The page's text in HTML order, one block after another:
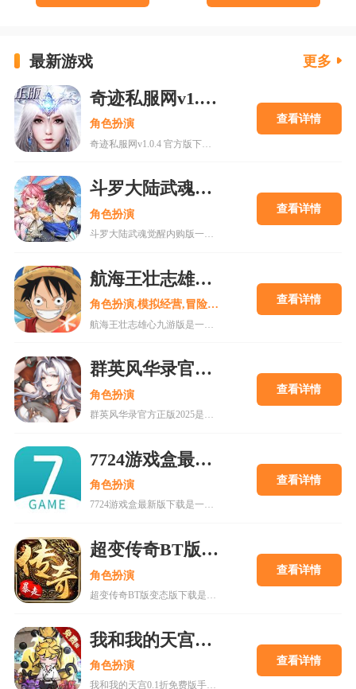
最新游戏 更多
奇迹私服网v1.0.4 官方版下载
角色扮演 查看详情
斗罗大陆武魂觉醒内购版
角色扮演
斗罗大陆武魂觉醒内购版一款最新公测的玄幻修仙手游，经典IP改编，游戏高度还原人物剧情，上线就送礼包，魂器魂环应有尽有，等级越高福利越多，收集角色搭配阵容，自动匹配真人玩家。18183手游网为您提供斗罗大陆武魂觉醒内购版下载。
查看详情
航海王壮志雄心九游版
角色扮演,模拟经营,冒险解谜 查看详情
群英风华录官方正版2025
角色扮演
群英风华录官方正版2025是一款集策略、养成与冒险于一体的国风卡牌游戏，以三国背景为题材，玩家将在历史的洪流中书写属于自己的传奇篇章，通过招募群英，征战四方称霸天下。喜欢的快来18183下载吧~
查看详情
7724游戏盒最新版下载
角色扮演
7724游戏盒最新版下载是一款h5游戏盒子,使用该软件用户可以随意体验各种网页游戏,海量在线游戏资源,无需下载,无需pc即可游玩,更有上千款热门破解游戏可以在线畅玩.感兴趣的朋友可以来下载。
查看详情
超变传奇BT版变态版下载
角色扮演
超变传奇BT版变态版下载是一款以PK为主的大型即时战斗游戏。经典复古的传奇游戏,轻松挂机,高度自由的开放性规则设定等你来解锁!
查看详情
我和我的天宫0.1折免费版手游
角色扮演
我和我的天宫0.1折免费版手游是一款古风仙侠玩家扮演类手游。游戏内所有充值皆为0.1折，更有7日登录豪礼，累计登录豪礼，开服庆典等免费白嫖活动。
查看详情